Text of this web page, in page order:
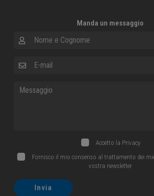
Manda un messaggio
Accetto la Privacy
Fornisco il mio consenso al trattamento dei
vostra newsletter
Invia